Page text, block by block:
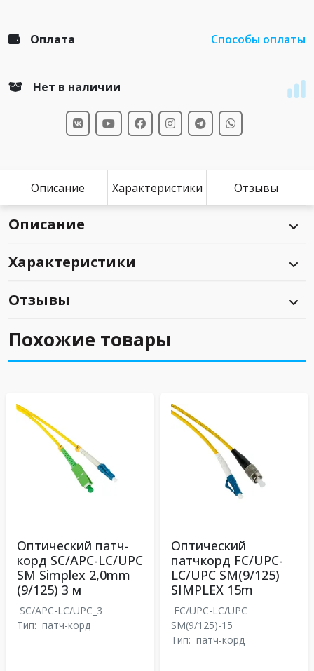
Оплата Способы оплаты
Нет в наличии
Описание Характеристики Отзывы
Описание
Характеристики
Отзывы
Похожие товары
Оптический патч-
корд SC/APC-LC/UPC
SM Simplex 2,0mm
(9/125) 3 м
SC/APC-LC/UPC_3
Тип: патч-корд
Оптический
патчкорд FC/UPC-
LC/UPC SM(9/125)
SIMPLEX 15m
FC/UPC-LC/UPC
SM(9/125)-15
Тип: патч-корд